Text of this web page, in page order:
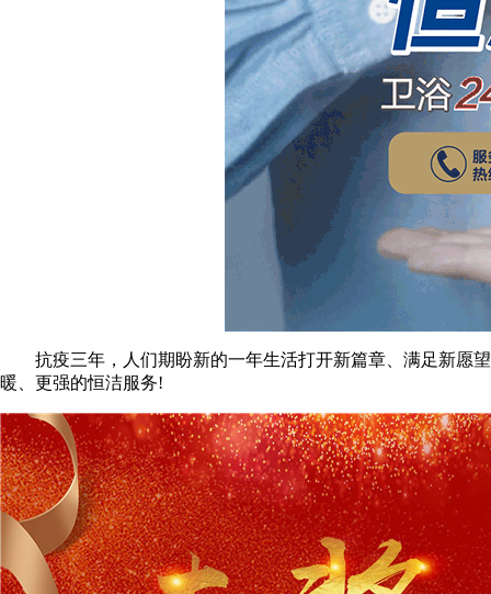
抗疫三年，人们期盼新的一年生活打开新篇章、满足新愿望
暖、更强的恒洁服务!